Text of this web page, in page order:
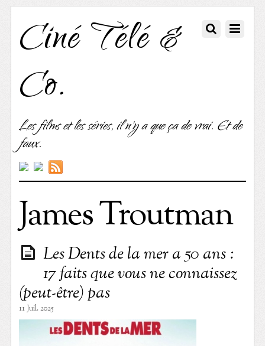
Ciné Télé &
Co.
Les films et les séries, il n'y a que ça de vrai. Et de
faux.
James Troutman
Les Dents de la mer a 50 ans :
17 faits que vous ne connaissez
(peut-être) pas
11 Juil. 2025